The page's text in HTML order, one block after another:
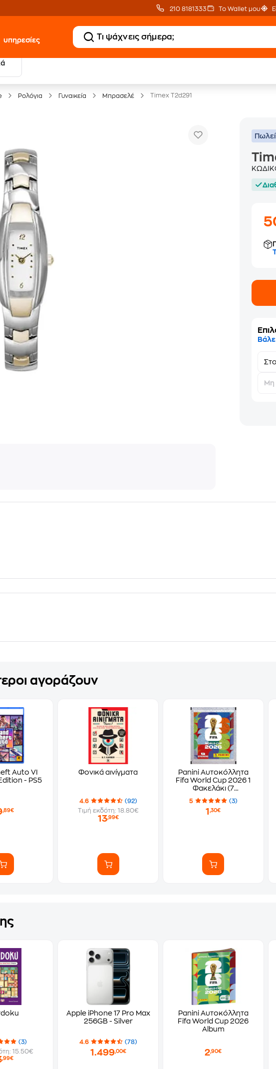
210 8181333 Το Wallet μου
υπηρεσίες
Ρολόγια Γυναικεία Μπρασελέ Timex T2d291
Μη
αγοράζουν
Auto VI
- PS5
,89€
Φονικά αινίγματα
4.6
(92)
Τιμή εκδότη: 18.80€
13,99€
Panini Αυτοκόλλητα
Fifa World Cup 2026 1
Φακελάκι (7
Αυτοκόλλητα)
5 (3)
1,30€
(3)
15.50€
,99€
Apple iPhone 17 Pro Max
256GB - Silver
4.6 (78)
1.499,00€
Panini Αυτοκόλλητα
Fifa World Cup 2026
Album
2,90€